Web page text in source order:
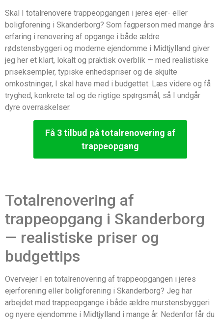
Skal I totalrenovere trappeopgangen i jeres ejer- eller
boligforening i Skanderborg? Som fagperson med mange års
erfaring i renovering af opgange i både ældre
rødstensbyggeri og moderne ejendomme i Midtjylland giver
jeg her et klart, lokalt og praktisk overblik — med realistiske
priseksempler, typiske enhedspriser og de skjulte
omkostninger, I skal have med i budgettet. Læs videre og få
tryghed, konkrete tal og de rigtige spørgsmål, så I undgår
dyre overraskelser.
Få 3 tilbud på totalrenovering af
trappeopgang
Totalrenovering af
trappeopgang i Skanderborg
— realistiske priser og
budgettips
Overvejer I en totalrenovering af trappeopgangen i jeres
ejerforening eller boligforening i Skanderborg? Jeg har
arbejdet med trappeopgange i både ældre murstensbyggeri
og nyere ejendomme i Midtjylland i mange år. Nedenfor får du